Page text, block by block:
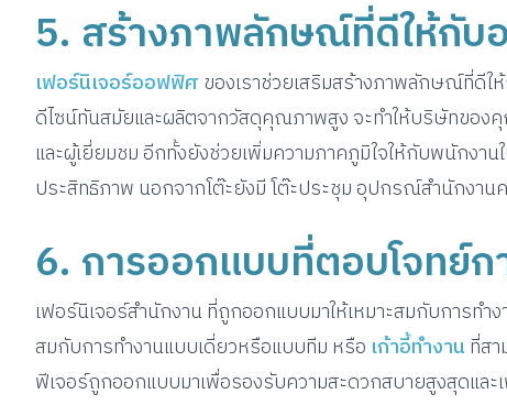
5. สร้างภาพลักษณ์ที่ดีให้กับ
เฟอร์นิเจอร์ออฟฟิศ ของเราช่วยเสริมสร้างภาพลักษณ์ที่ดี
ดีไซน์ทันสมัยและผลิตจากวัสดุคุณภาพสูง จะทำให้บริษัทของ
และผู้เยี่ยมชม อีกทั้งยังช่วยเพิ่มความภาคภูมิใจให้กับพนักงา
ประสิทธิภาพ นอกจากโต๊ะยังมี โต๊ะประชุม อุปกรณ์สำนักงาน
6. การออกแบบที่ตอบโจทย์ก
เฟอร์นิเจอร์สำนักงาน ที่ถูกออกแบบมาให้เหมาะสมกับการทำ
สมกับการทำงานแบบเดี่ยวหรือแบบทีม หรือ เก้าอี้ทำงาน ที่ส
ฟีเจอร์ถูกออกแบบมาเพื่อรองรับความสะดวกสบายสูงสุดและ